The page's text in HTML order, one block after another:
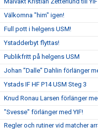
Välkomna "him" igen!
Full pott i helgens USM!
Ystadderbyt flyttas!
Publikfritt på helgens USM
Johan ”Dalle” Dahlin förlänger
Ystads IF HF P14 USM Steg 3
Knud Ronau Larsen förlänger
"Svesse" förlänger med YIF!
Regler och rutiner vid matcher